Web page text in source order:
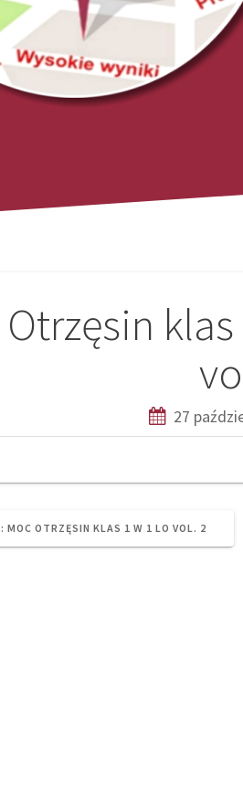
27
PREVIOUS
MOC OTRZĘSIN KLAS 1 W 1 LO VOL. 2